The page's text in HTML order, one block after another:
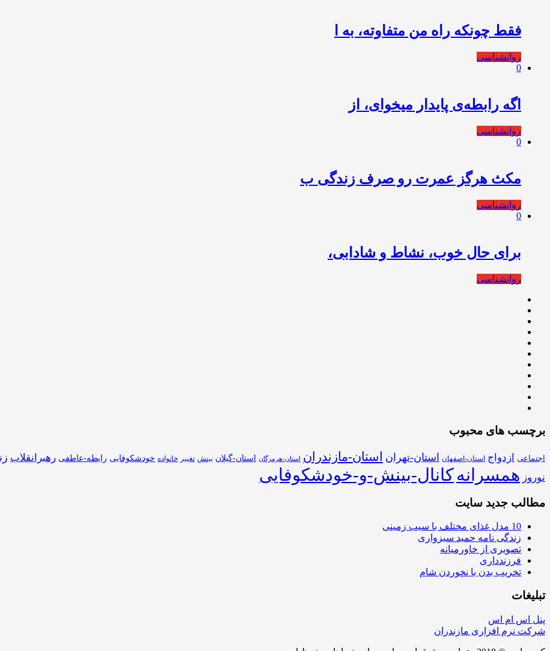
فقط چونکه راه من متفاوته، به ا
روانشناسی
0
اگه رابطه‌ی پایدار میخوای، از
روانشناسی
0
مکث هرگز عمرت رو صرف زندگی ب
روانشناسی
0
برای حال خوب، نشاط و شادابی،
روانشناسی
برچسب های محبوب
اجتماعی ازدواج استان-اصفهان استان-تهران استان-مازندران استان-هرمزگان استان-گیلان بینش تغییر خانواده خودشکوفایی رابطه-عاطفی رهبرانقلاب
نوروز همسرانهکانال-بینش-و-خودشکوفایی
مطالب جدید سایت
10 مدل غذای مختلف با سیب زمینی
زندگی نامه حمید سبزواری
تصویری از خاورمیانه
فرزندداری
تخریب بدن با نخوردن شام
تبلیغات
پنل اس ام اس
شرکت نرم افزاری مازندران